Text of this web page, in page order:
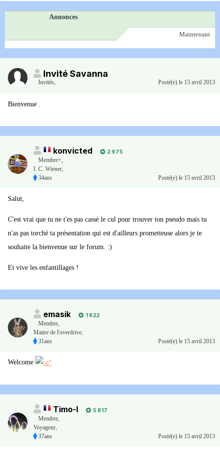
Annonces
Maintenant
Invité Savanna
Invités, Posté(e) le 15 avril 2013
Bienvenue .
konvicted
2 975
Membre+,
I. C. Wiener,
34ans
Posté(e) le 15 avril 2013
Salut,
C'est vrai que tu ne t'es pas cassé le cul pour trouver ton pseudo mais tu
n'as pas torché ta présentation qui est d'ailleurs prometteuse alors je te
souhaite la bienvenue sur le forum. :)
Et vive les enfantillages !
emasik
1 622
Membre,
Maitre de l'overdrive,
31ans
Posté(e) le 15 avril 2013
Welcome
Timo-I
5 817
Membre,
Voyageur,
37ans
Posté(e) le 15 avril 2013